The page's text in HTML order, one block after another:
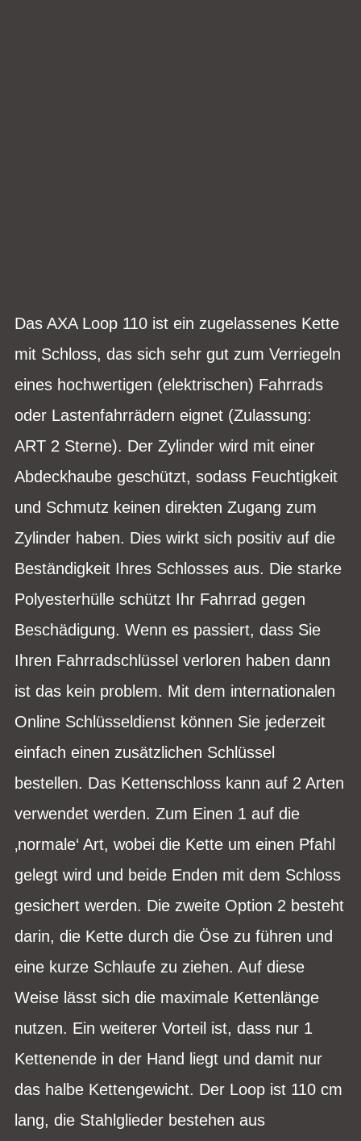
Das AXA Loop 110 ist ein zugelassenes Kette
mit Schloss, das sich sehr gut zum Verriegeln
eines hochwertigen (elektrischen) Fahrrads
oder Lastenfahrrädern eignet (Zulassung:
ART 2 Sterne). Der Zylinder wird mit einer
Abdeckhaube geschützt, sodass Feuchtigkeit
und Schmutz keinen direkten Zugang zum
Zylinder haben. Dies wirkt sich positiv auf die
Beständigkeit Ihres Schlosses aus. Die starke
Polyesterhülle schützt Ihr Fahrrad gegen
Beschädigung. Wenn es passiert, dass Sie
Ihren Fahrradschlüssel verloren haben dann
ist das kein problem. Mit dem internationalen
Online Schlüsseldienst können Sie jederzeit
einfach einen zusätzlichen Schlüssel
bestellen. Das Kettenschloss kann auf 2 Arten
verwendet werden. Zum Einen 1 auf die
‚normale‘ Art, wobei die Kette um einen Pfahl
gelegt wird und beide Enden mit dem Schloss
gesichert werden. Die zweite Option 2 besteht
darin, die Kette durch die Öse zu führen und
eine kurze Schlaufe zu ziehen. Auf diese
Weise lässt sich die maximale Kettenlänge
nutzen. Ein weiterer Vorteil ist, dass nur 1
Kettenende in der Hand liegt und damit nur
das halbe Kettengewicht. Der Loop ist 110 cm
lang, die Stahlglieder bestehen aus